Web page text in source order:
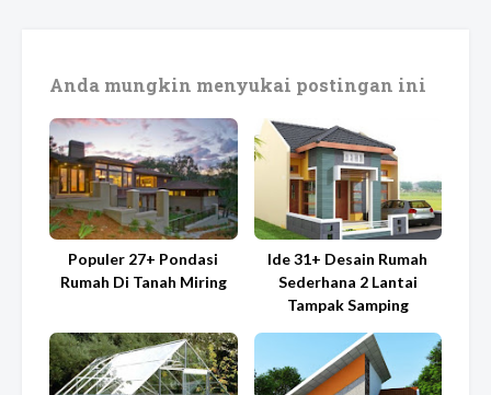
Anda mungkin menyukai postingan ini
Populer 27+ Pondasi
Rumah Di Tanah Miring
Ide 31+ Desain Rumah
Sederhana 2 Lantai
Tampak Samping